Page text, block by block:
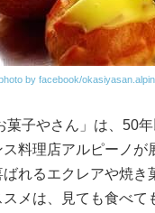
by facebook/
菓子やさん」は、50
ス料理店アルピーノが
れるエクレアや焼き
メは、見ても食べて